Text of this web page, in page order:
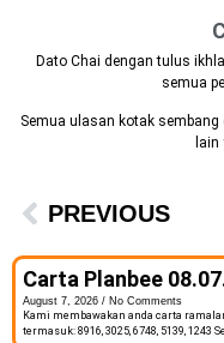
Dato Chai dengan tulus
semua
Semua ulasan kotak
PREVIOUS
Carta Planbee
August 7, 2026
No Comments
Kami membawakan anda carta
termasuk: 8916, 3025, 6748, 5139, 1243